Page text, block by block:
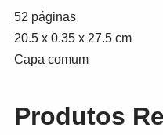
52 páginas
20.5 x 0.35 x 27.5 cm
Capa comum
Produtos